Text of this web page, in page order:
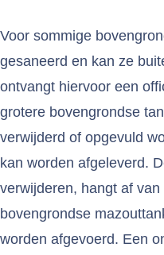
Voor sommige
gesaneerd en kan ze
ontvangt hiervoor een
grotere bovengrondse
verwijderd of opgevuld
kan worden afgeleverd.
verwijderen, hangt af
bovengrondse
worden afgevoerd. Een